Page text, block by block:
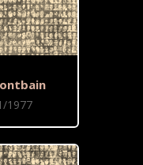
1977